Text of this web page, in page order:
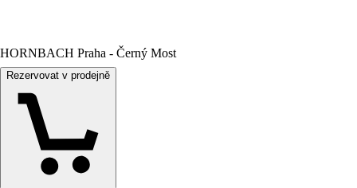
HORNBACH Praha - Černý Most
Rezervovat v prodejně